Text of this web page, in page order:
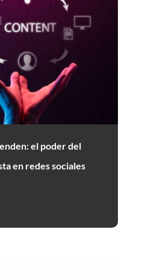
el poder del
en redes sociales